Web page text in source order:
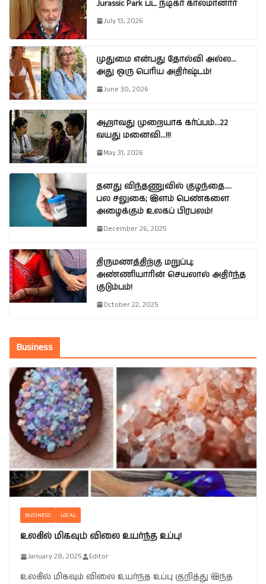
Jurassic Park பட நடிகர் காலமானார்
July 13, 2026
முதுமை என்பது தோல்வி அல்ல…
அது ஒரு பெரிய அதிர்ஷ்டம்!
June 30, 2026
ஆறாவது முறையாக கர்ப்பம்…22
வயது மனைவி…!!!
May 31, 2026
தனது விந்தணுவில் குழந்தை….
பல சலுகை; இளம் பெண்களை
அழைக்கும் உலகப் பிரபலம்!
December 26, 2025
திருமணத்திற்கு மறுப்பு;
அண்ணியாரின் செயலால் அதிர்ந்த
குடும்பம்!
October 22, 2025
Business
BUSINESS LOCAL
உலகில் மிகவும் விலை உயர்ந்த உப்பு!
January 28, 2025 Editor
உலகில் மிகவும் விலை உயர்ந்த உப்பு குறித்து இந்த